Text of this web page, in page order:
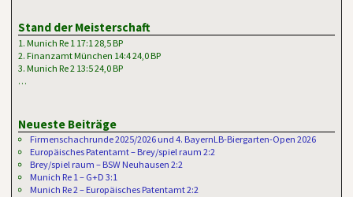
Stand der Meisterschaft
1. Munich Re 1 17:1 28,5 BP
2. Finanzamt München 14:4 24,0 BP
3. Munich Re 2 13:5 24,0 BP
…
Neueste Beiträge
Firmenschachrunde 2025/2026 und 4. BayernLB-Biergarten-Open 2026
Europäisches Patentamt – Brey/spiel raum 2:2
Brey/spiel raum – BSW Neuhausen 2:2
Munich Re 1 – G+D 3:1
Munich Re 2 – Europäisches Patentamt 2:2